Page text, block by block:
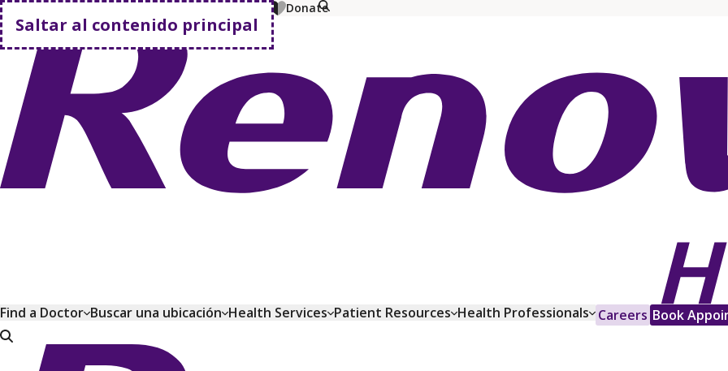
Saltar al contenido principal
MyChart Pagar factura Comprar planes Donate
Volver a casa
Find a Doctor Buscar una ubicación Health Services Patient Resources Health Professionals Careers Book